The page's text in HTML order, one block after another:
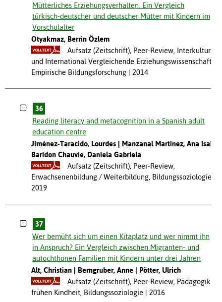
Mütterliches Erziehungsverhalten. Ein Vergleich
türkisch-deutscher und deutscher Mütter mit Kindern im
Vorschulalter
Otyakmaz, Berrin Özlem
Aufsatz (Zeitschrift), Peer-Review,
und International Vergleichende Erziehungswissenschaft,
Empirische Bildungsforschung
2014
36
Reading literacy and metacognition in a Spanish adult
education centre
Jiménez-Taracido, Lourdes
Manzanal Martinez, Ana Isabel
Baridon Chauvie, Daniela Gabriela
Aufsatz (Zeitschrift), Peer-Review,
Erwachsenenbildung / Weiterbildung, Bildungssoziologie
2019
37
Wer bemüht sich um einen Kitaplatz und wer nimmt ihn
in Anspruch? Ein Vergleich zwischen Migranten- und
autochthonen Familien mit Kindern unter drei Jahren
Alt, Christian
Berngruber, Anne
Pötter, Ulrich
Aufsatz (Zeitschrift), Peer-Review, Pädagogik
frühen Kindheit, Bildungssoziologie
2016